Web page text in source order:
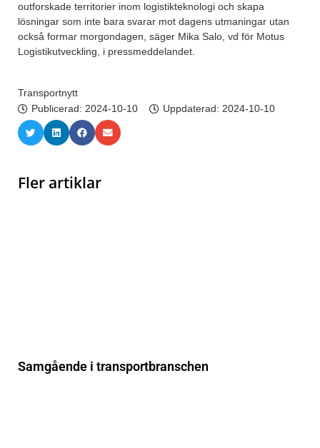
outforskade territorier inom logistikteknologi och skapa
lösningar som inte bara svarar mot dagens utmaningar utan
också formar morgondagen, säger Mika Salo, vd för Motus
Logistikutveckling, i pressmeddelandet.
Transportnytt
Publicerad: 2024-10-10 Uppdaterad: 2024-10-10
Fler artiklar
Samgående i transportbranschen